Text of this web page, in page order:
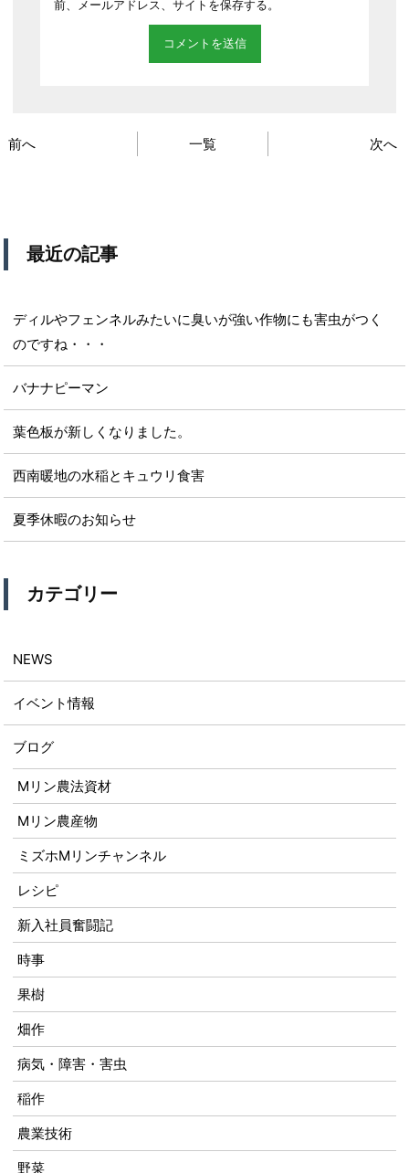
前、メールアドレス、サイトを保存する。
前へ 一覧 次へ
最近の記事
ディルやフェンネルみたいに臭いが強い作物にも害虫がつく
のですね・・・
バナナピーマン
葉色板が新しくなりました。
西南暖地の水稲とキュウリ食害
夏季休暇のお知らせ
カテゴリー
NEWS
イベント情報
ブログ
Mリン農法資材
Mリン農産物
ミズホMリンチャンネル
レシピ
新入社員奮闘記
時事
果樹
畑作
病気・障害・害虫
稲作
農業技術
野菜